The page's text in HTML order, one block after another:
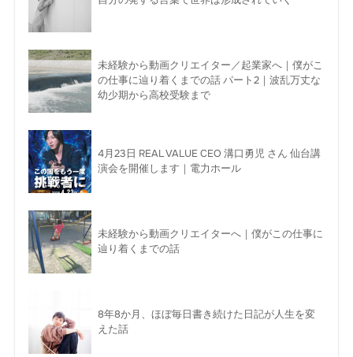
未経験から動画クリエイター／起業家へ｜僕がこ
の仕事に辿り着くまでの話 パート2｜波乱万丈な
幼少期から高校受験まで
4月23日 REAL VALUE CEO 溝口勇児 さん 仙台講
演会を開催します｜電力ホール
未経験から動画クリエイターへ｜僕がこの仕事に
辿り着くまでの話
8年8か月、ほぼ毎日書き続けた日記が人生を変
えた話